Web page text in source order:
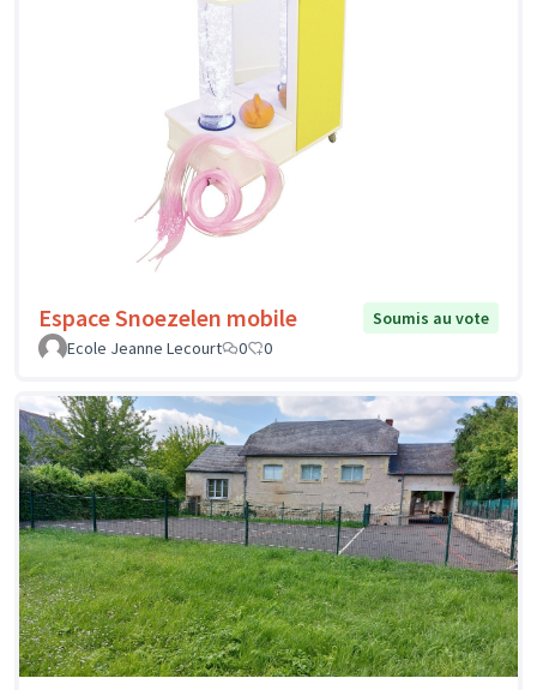
Espace Snoezelen mobile
Soumis au vote
Ecole Jeanne Lecourt
0 0